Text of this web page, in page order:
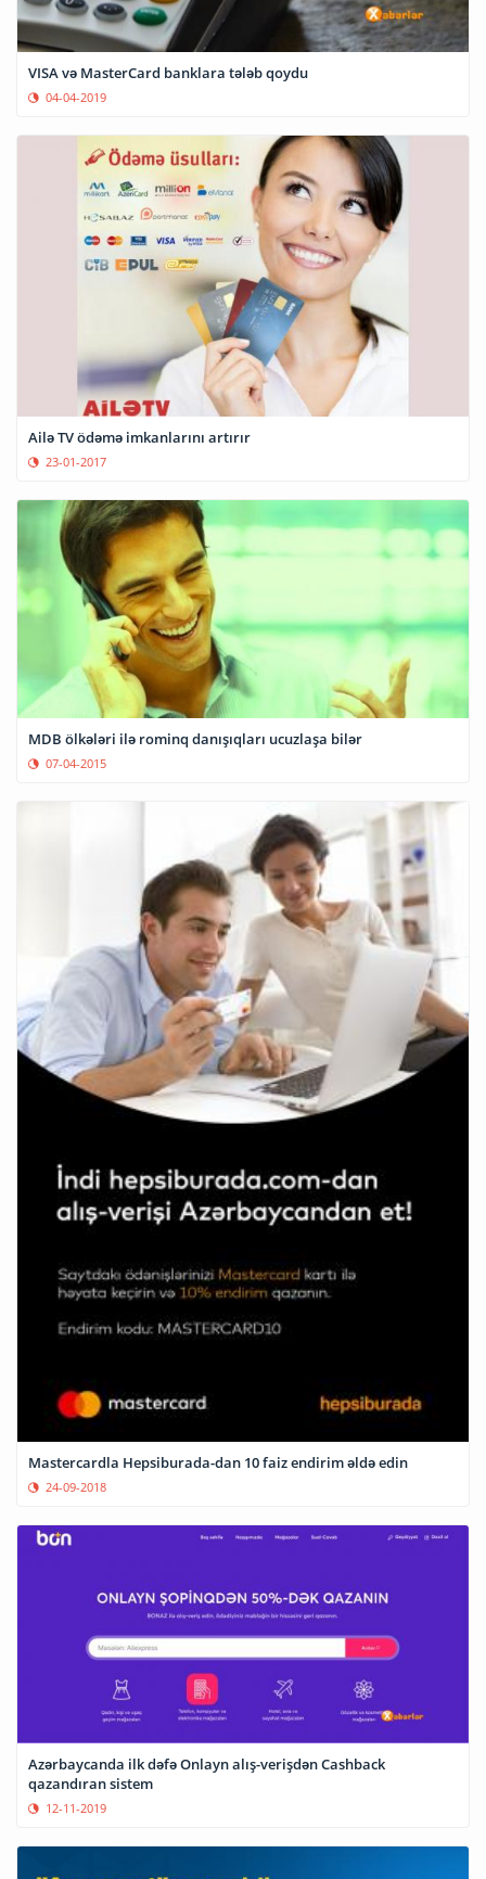
VISA və MasterCard banklara tələb qoydu
04-04-2019
Ailə TV ödəmə imkanlarını artırır
23-01-2017
MDB ölkələri ilə rominq danışıqları ucuzlaşa bilər
07-04-2015
Mastercardla Hepsiburada-dan 10 faiz endirim əldə edin
24-09-2018
Azərbaycanda ilk dəfə Onlayn alış-verişdən Cashback
qazandıran sistem
12-11-2019